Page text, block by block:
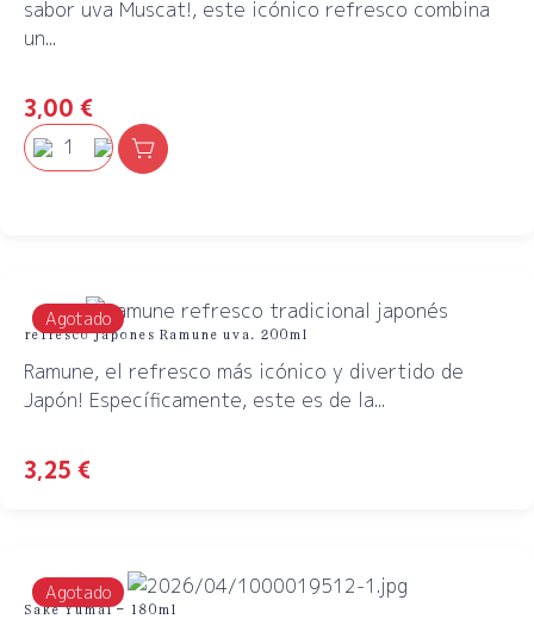
sabor uva Muscat!, este icónico refresco combina
un...
3,00 €
Agotado
refresco japones Ramune uva. 200ml
Ramune, el refresco más icónico y divertido de
Japón! Específicamente, este es de la...
3,25 €
Agotado
Sake Yumai – 180ml